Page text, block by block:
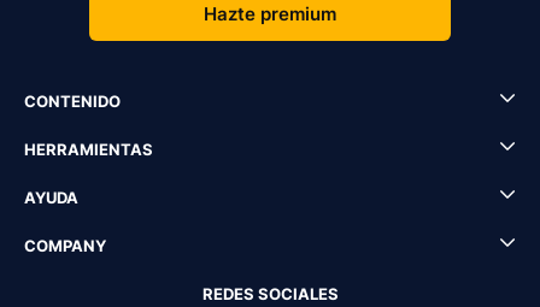
Hazte premium
CONTENIDO
HERRAMIENTAS
AYUDA
COMPANY
REDES SOCIALES